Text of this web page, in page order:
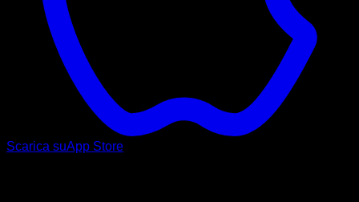
Scarica suApp Store